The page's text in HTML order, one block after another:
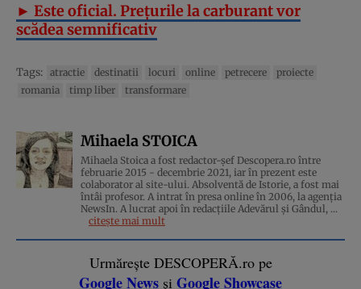
► Este oficial. Preţurile la carburant vor
scădea semnificativ
Tags: atractie destinatii locuri online petrecere
proiecte
romania
timp liber transformare
Mihaela STOICA
Mihaela Stoica a fost redactor-șef Descopera.ro între
februarie 2015 - decembrie 2021, iar în prezent este
colaborator al site-ului. Absolventă de Istorie, a fost mai
întâi profesor. A intrat în presa online în 2006, la agenţia
NewsIn. A lucrat apoi în redacţiile Adevărul şi Gândul, ...
citește mai mult
Urmărește DESCOPERĂ.ro pe
Google News și Google Showcase